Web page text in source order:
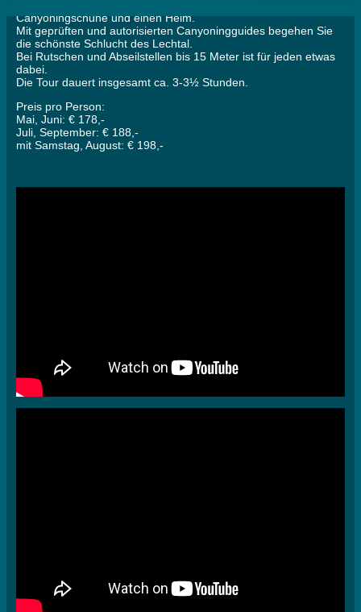
Canyoningschuhe und einen Helm.
Mit geprüften und autorisierten Canyoningguides begehen Sie
die schönste Schlucht des Lechtal.
Bei Rutschen und Abseilstellen bis 15 Meter ist für jeden etwas
dabei.
Die Tour dauert insgesamt ca. 3-3½ Stunden.
Preis pro Person:
Mai, Juni: € 178,-
Juli, September: € 188,-
mit Samstag, August: € 198,-